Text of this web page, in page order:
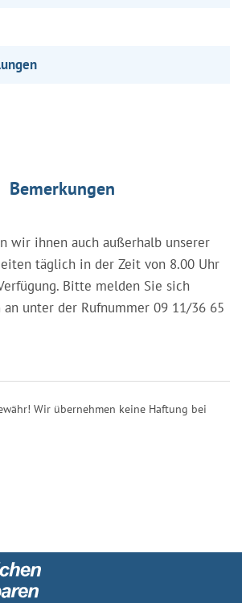
Bemerkungen
wir ihnen auch außerhalb unserer
täglich in der Zeit von 8.00 Uhr
Bitte melden Sie sich
unter der Rufnummer 09 11/36 65
Wir übernehmen keine Haftung bei